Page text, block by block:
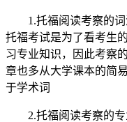
1.托福阅读考察的词
托福考试是为了看考生
习专业知识，因此考察
章也多从大学课本的简
于学术词
2.托福阅读考察的专